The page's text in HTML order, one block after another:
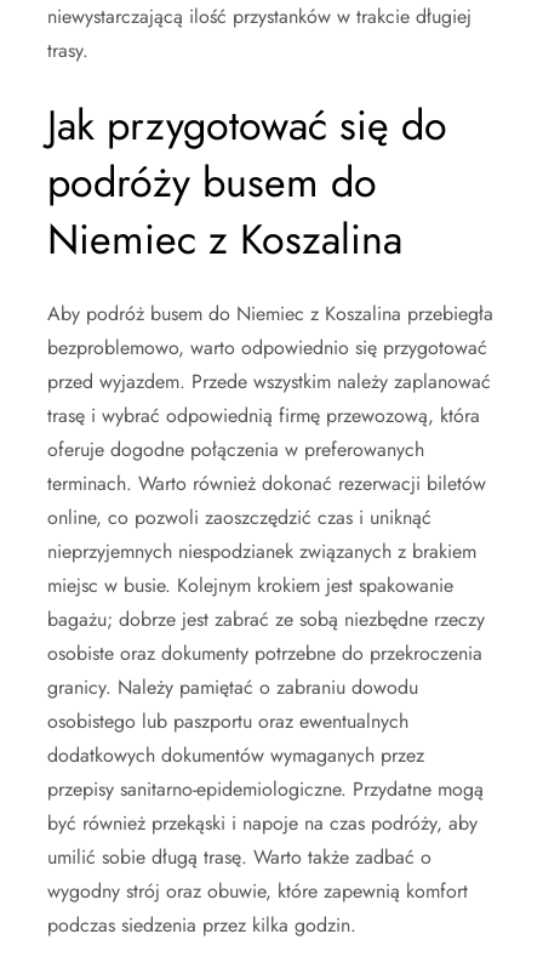
niewystarczającą ilość przystanków w trakcie długiej
trasy.
Jak przygotować się do
podróży busem do
Niemiec z Koszalina
Aby podróż busem do Niemiec z Koszalina przebiegła
bezproblemowo, warto odpowiednio się przygotować
przed wyjazdem. Przede wszystkim należy zaplanować
trasę i wybrać odpowiednią firmę przewozową, która
oferuje dogodne połączenia w preferowanych
terminach. Warto również dokonać rezerwacji biletów
online, co pozwoli zaoszczędzić czas i uniknąć
nieprzyjemnych niespodzianek związanych z brakiem
miejsc w busie. Kolejnym krokiem jest spakowanie
bagażu; dobrze jest zabrać ze sobą niezbędne rzeczy
osobiste oraz dokumenty potrzebne do przekroczenia
granicy. Należy pamiętać o zabraniu dowodu
osobistego lub paszportu oraz ewentualnych
dodatkowych dokumentów wymaganych przez
przepisy sanitarno-epidemiologiczne. Przydatne mogą
być również przekąski i napoje na czas podróży, aby
umilić sobie długą trasę. Warto także zadbać o
wygodny strój oraz obuwie, które zapewnią komfort
podczas siedzenia przez kilka godzin.